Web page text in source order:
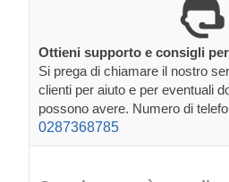
Ottieni supporto e consigli
Si prega di chiamare il nostro
clienti per aiuto e per eventuali
possono avere. Numero di
0287368785